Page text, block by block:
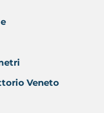
Veneto